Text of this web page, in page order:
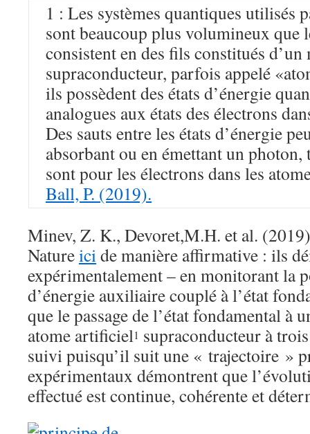
1 : Les systèmes quantiques utilisés
sont beaucoup plus volumineux que
consistent en des fils constitués d’un
supraconducteur, parfois appelé
ils possèdent des états d’énergie
analogues aux états des électrons
Des sauts entre les états d’énergie
absorbant ou en émettant un
sont pour les électrons dans les
Ball, P. (2019).
Minev, Z. K., Devoret,M.H. et al.
Natureicide manière affirmative : ils
expérimentalement – en monitorant la
d’énergie auxiliaire couplé à l’état
que le passage de l’état fondamental à
atome artificiel1 supraconducteur à
suivi puisqu’il suit une « trajectoire »
expérimentaux démontrent que
effectué est continue, cohérente et